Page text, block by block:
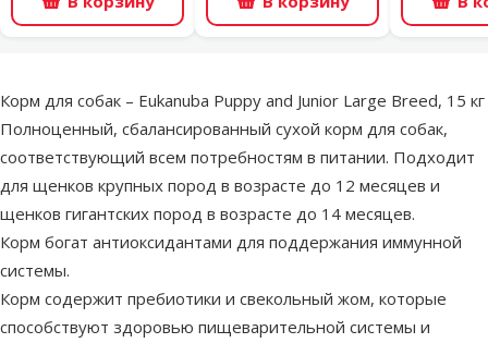
superzoo.product.detail.content
Корм для собак – Eukanuba Puppy and Junior Large Breed, 15 кг
Полноценный, сбалансированный сухой корм для собак,
соответствующий всем потребностям в питании. Подходит
для щенков крупных пород в возрасте до 12 месяцев и
щенков гигантских пород в возрасте до 14 месяцев.
Корм богат антиоксидантами для поддержания иммунной
системы.
Корм содержит пребиотики и свекольный жом, которые
способствуют здоровью пищеварительной системы и